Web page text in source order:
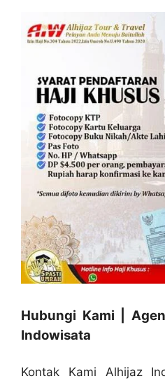
Hubungi Kami |
Indowisata
Kontak Kami Alhijaz